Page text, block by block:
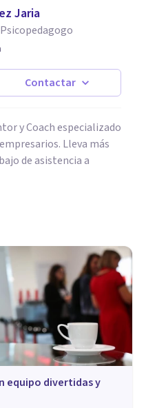
Jaria
Contactar
y Coach especializado
Lleva más
de asistencia a
equipo divertidas y